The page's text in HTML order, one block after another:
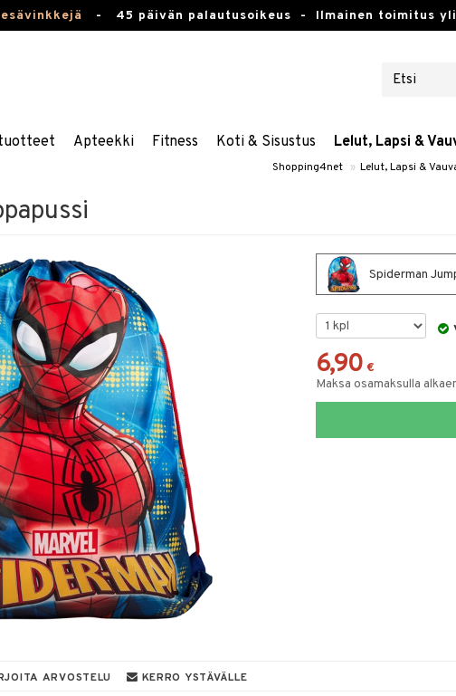
- 45 päivän palautusoikeus - Ilmainen toimitus
Apteekki Fitness Koti & Sisustus Lelut, Lapsi &
Shopping4net » Lelut, Lapsi &
Spiderman
6,90 €
Maksa osamaksulla
ARVOSTELU KERRO YSTÄVÄLLE